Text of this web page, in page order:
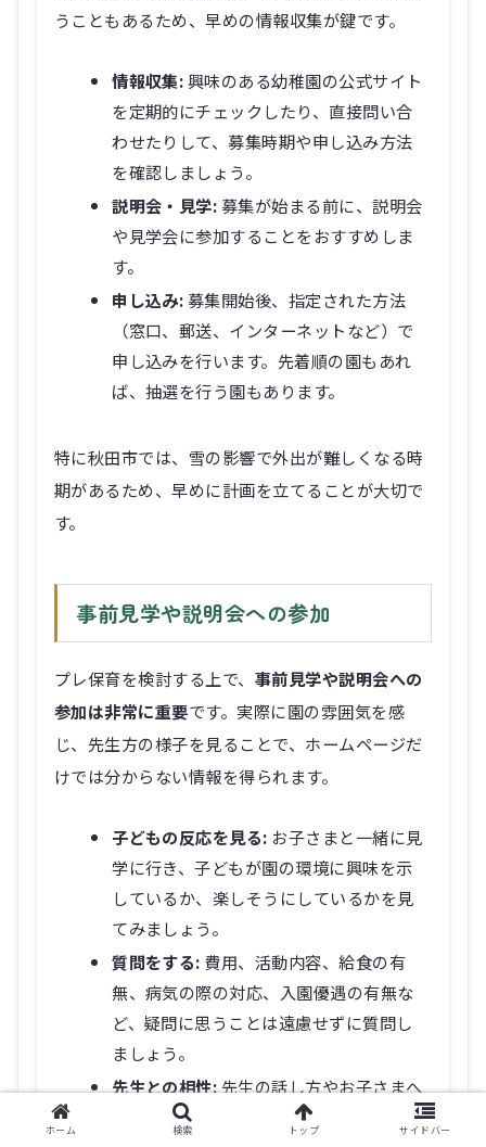
うこともあるため、早めの情報収集が鍵です。
情報収集:興味のある幼稚園の公式サイト
を定期的にチェックしたり、直接問い合
わせたりして、募集時期や申し込み方法
を確認しましょう。
説明会・見学:募集が始まる前に、説明会
や見学会に参加することをおすすめしま
す。
申し込み:募集開始後、指定された方法
（窓口、郵送、インターネットなど）で
申し込みを行います。先着順の園もあれ
ば、抽選を行う園もあります。
特に秋田市では、雪の影響で外出が難しくなる時
期があるため、早めに計画を立てることが大切で
す。
事前見学や説明会への参加
プレ保育を検討する上で、 事前見学や説明会への
参加は非常に重要です。実際に園の雰囲気を感
じ、先生方の様子を見ることで、ホームページだ
けでは分からない情報を得られます。
子どもの反応を見る: お子さまと一緒に見
学に行き、子どもが園の環境に興味を示
しているか、楽しそうにしているかを見
てみましょう。
質問をする: 費用、活動内容、給食の有
無、病気の際の対応、入園優遇の有無な
ど、疑問に思うことは遠慮せずに質問し
ましょう。
先生との相性:先生の話し方やお子さまへ
の接し方など、ご家庭の教育方針に合っ
ホーム 検索 トップ サイドバー